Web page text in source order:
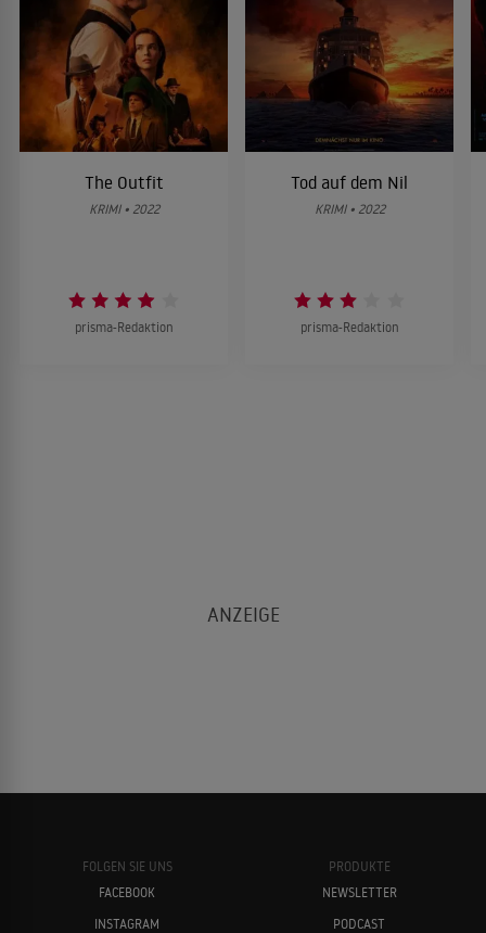
The Outfit
KRIMI • 2022
prisma-Redaktion
Tod auf dem Nil
KRIMI • 2022
prisma-Redaktion
FOLGEN SIE UNS
FACEBOOK
INSTAGRAM
PRODUKTE
NEWSLETTER
PODCAST